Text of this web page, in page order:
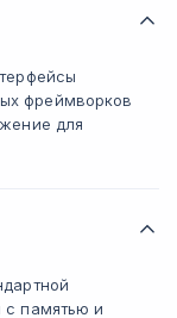
фреймворков
для
с памятью и